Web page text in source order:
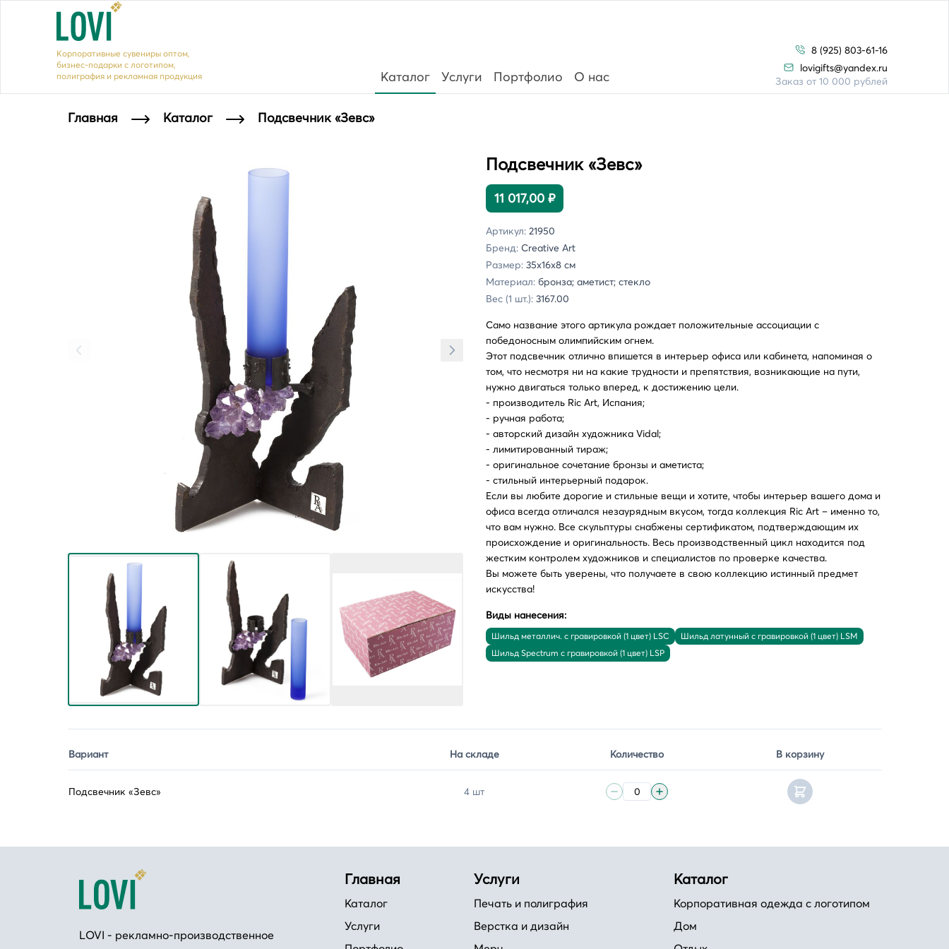
Корпоративные сувениры оптом,
бизнес-подарки с логотипом,
полиграфия и рекламная продукция
Каталог Услуги Портфолио О нас
8 (925) 803-61-16
lovigifts@yandex.ru
Заказ от 10 000 рублей
Главная Каталог Подсвечник «Зевс»
Подсвечник «Зевс»
11 017,00 ₽
Артикул: 21950
Бренд: Creative Art
Размер: 35х16x8 см
Материал: бронза; аметист; стекло
Вес (1 шт.): 3167.00
Само название этого артикула рождает положительные ассоциации с
победоносным олимпийским огнем.
Этот подсвечник отлично впишется в интерьер офиса или кабинета, напоминая о
том, что несмотря ни на какие трудности и препятствия, возникающие на пути,
нужно двигаться только вперед, к достижению цели.
- производитель Ric Art, Испания;
- ручная работа;
- авторский дизайн художника Vidal;
- лимитированный тираж;
- оригинальное сочетание бронзы и аметиста;
- стильный интерьерный подарок.
Если вы любите дорогие и стильные вещи и хотите, чтобы интерьер вашего дома и
офиса всегда отличался незаурядным вкусом, тогда коллекция Ric Art – именно то,
что вам нужно. Все скульптуры снабжены сертификатом, подтверждающим их
происхождение и оригинальность. Весь производственный цикл находится под
жестким контролем художников и специалистов по проверке качества.
Вы можете быть уверены, что получаете в свою коллекцию истинный предмет
искусства!
Виды нанесения:
Шильд металлич. с гравировкой (1 цвет) LSC
Шильд латунный с гравировкой (1 цвет) LSM
Шильд Spectrum с гравировкой (1 цвет) LSP
Вариант На складе Количество В корзину
Подсвечник «Зевс» 4 шт
LOVI - рекламно-производственное
Главная
Каталог
Услуги
Услуги
Печать и полиграфия
Верстка и дизайн
Каталог
Корпоративная одежда с логотипом
Дом